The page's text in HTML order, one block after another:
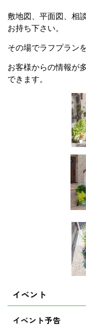
敷地図、平面図、相
お持ち下さい。
その場でラフプラン
お客様からの情報が
できます。
イベント
イベント予告